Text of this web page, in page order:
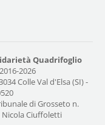
Quadrifoglio
2026
Colle Val d'Elsa (SI) -
di Grosseto n.
Nicola Ciuffoletti